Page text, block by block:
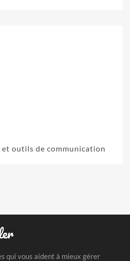
et outils de communication
qui vous aident à mieux gérer